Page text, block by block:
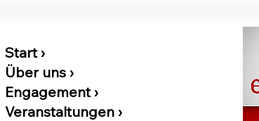
Start ›
Über uns ›
Engagement ›
Veranstaltungen ›